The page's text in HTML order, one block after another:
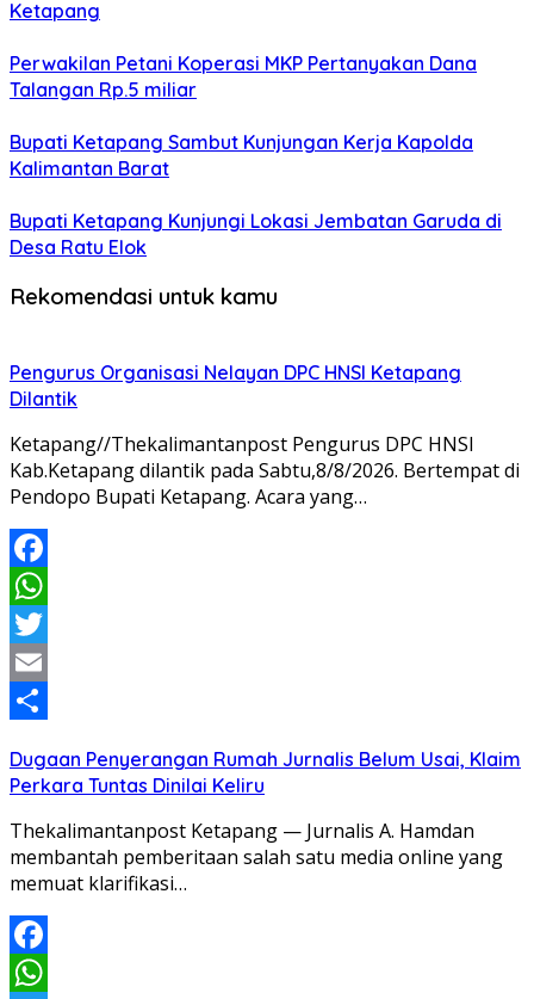
Ketapang
Perwakilan Petani Koperasi MKP Pertanyakan Dana
Talangan Rp.5 miliar
Bupati Ketapang Sambut Kunjungan Kerja Kapolda
Kalimantan Barat
Bupati Ketapang Kunjungi Lokasi Jembatan Garuda di
Desa Ratu Elok
Rekomendasi untuk kamu
Pengurus Organisasi Nelayan DPC HNSI Ketapang
Dilantik
Ketapang//Thekalimantanpost Pengurus DPC HNSI
Kab.Ketapang dilantik pada Sabtu,8/8/2026. Bertempat di
Pendopo Bupati Ketapang. Acara yang…
Facebook
WhatsApp
Twitter
Email
Dugaan Penyerangan Rumah Jurnalis Belum Usai, Klaim
Perkara Tuntas Dinilai Keliru
Thekalimantanpost Ketapang — Jurnalis A. Hamdan
membantah pemberitaan salah satu media online yang
memuat klarifikasi…
Facebook